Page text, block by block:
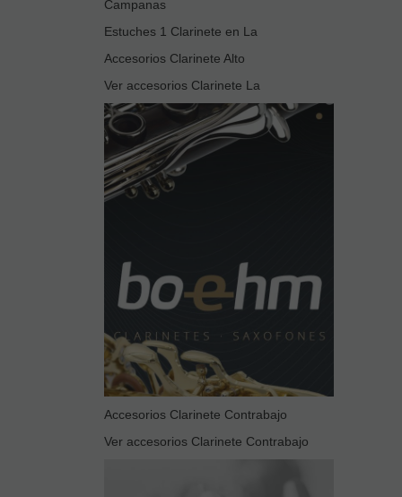
Campanas
Estuches 1 Clarinete en La
Accesorios Clarinete Alto
Ver accesorios Clarinete La
Accesorios Clarinete Contrabajo
Ver accesorios Clarinete Contrabajo